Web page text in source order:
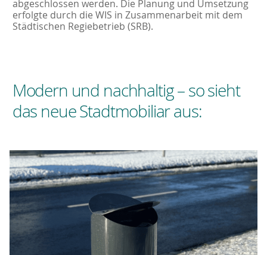
abgeschlossen werden. Die Planung und Umsetzung
erfolgte durch die WIS in Zusammenarbeit mit dem
Städtischen Regiebetrieb (SRB).
Modern und nachhaltig – so sieht
das neue Stadtmobiliar aus: